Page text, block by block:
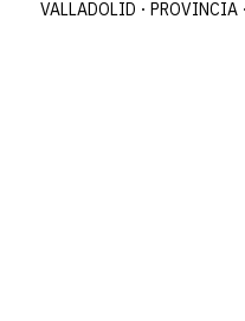
VALLADOLID PROVINCIA